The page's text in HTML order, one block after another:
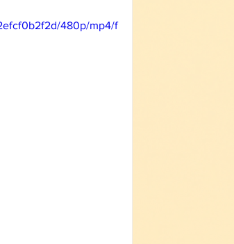
480p/mp4/f